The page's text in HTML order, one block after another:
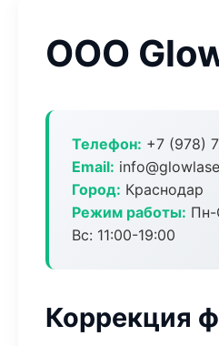
ООО
Телефон: +7 (978)
Email:
Город: Краснодар
Режим работы: Пн-
Вс: 11:00-19:00
Коррекция